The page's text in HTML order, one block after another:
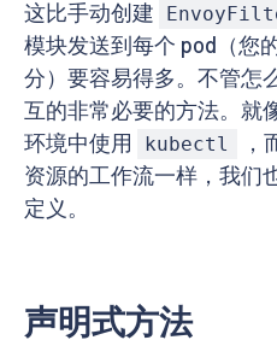
这比手动创建
模块发送到每个 pod（您
分）要容易得多。不管怎
互的非常必要的方法。就
环境中使用
kubectl
，
资源的工作流一样，我们
定义。
声明式方法